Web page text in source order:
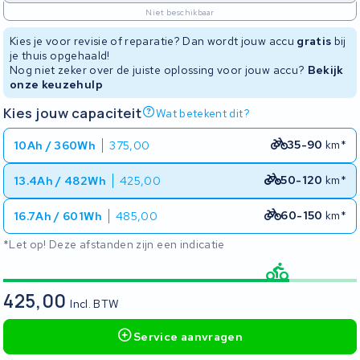
Niet beschikbaar
Kies je voor revisie of reparatie? Dan wordt jouw accu gratis bij
je thuis opgehaald!
Nog niet zeker over de juiste oplossing voor jouw accu? Bekijk
onze keuzehulp
Kies jouw capaciteit Wat betekent dit?
10Ah / 360Wh 375,00 35-90 km*
13.4Ah / 482Wh 425,00 50-120 km*
16.7Ah / 601Wh 485,00 60-150 km*
*Let op! Deze afstanden zijn een indicatie
425,00Incl. BTW
Service aanvragen